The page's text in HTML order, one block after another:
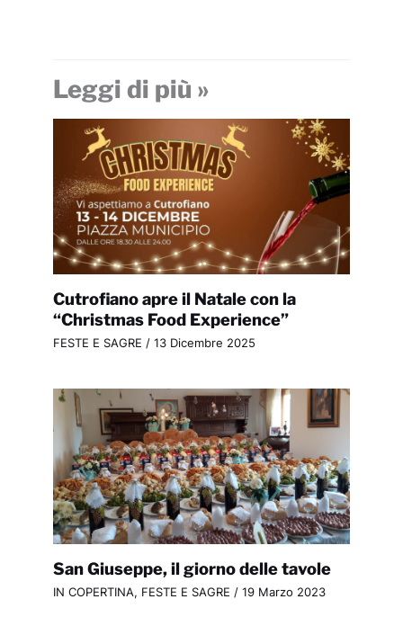
Leggi di più »
Cutrofiano apre il Natale con la
“Christmas Food Experience”
FESTE E SAGRE / 13 Dicembre 2025
San Giuseppe, il giorno delle tavole
IN COPERTINA, FESTE E SAGRE / 19 Marzo 2023